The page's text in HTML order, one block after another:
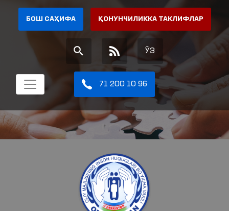
БОШ САҲИФА ҚОНУНЧИЛИККА ТАКЛИФЛАР
ЎЗ
71 200 10 96